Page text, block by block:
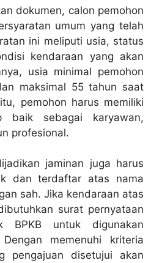
dokumen, calon pemohon
umum yang telah
ini meliputi usia, status
kendaraan yang akan
usia minimal pemohon
maksimal 55 tahun saat
pemohon harus memiliki
baik sebagai karyawan,
profesional.
jaminan juga harus
dan terdaftar atas nama
sah. Jika kendaraan atas
surat pernyataan
BPKB untuk digunakan
memenuhi kriteria
pengajuan disetujui akan